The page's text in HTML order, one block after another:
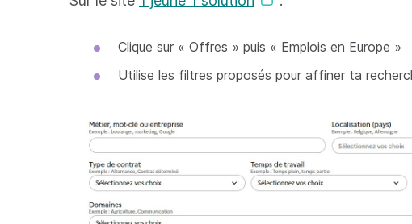
Clique sur « Offres » puis « Emplois en Europe »
Utilise les filtres proposés pour affiner ta